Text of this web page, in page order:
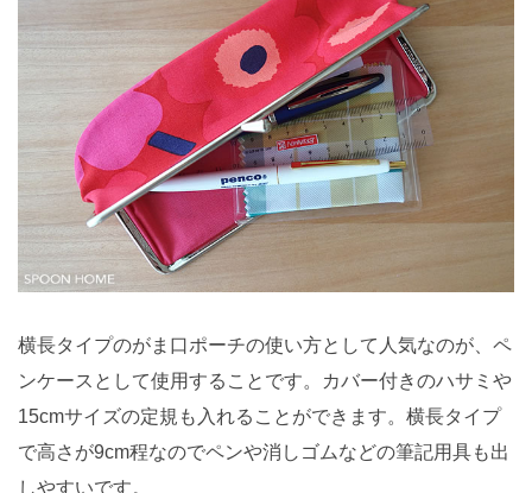
横長タイプのがま口ポーチの使い方として人気なのが、ペ
ンケースとして使用することです。カバー付きのハサミや
15cmサイズの定規も入れることができます。横長タイプ
で高さが9cm程なのでペンや消しゴムなどの筆記用具も出
しやすいです。